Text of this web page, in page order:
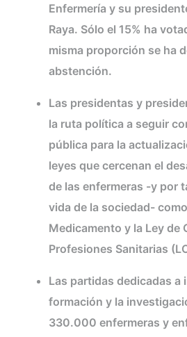
Enfermería y su
Raya. Sólo el 15% ha
misma proporción se ha
abstención.
Las presidentas y
la ruta política a seguir
pública para la
leyes que cercenan el
de las enfermeras -y por
vida de la sociedad-
Medicamento y la Ley de
Profesiones Sanitarias
Las partidas dedicadas a
formación y la
330.000 enfermeras y